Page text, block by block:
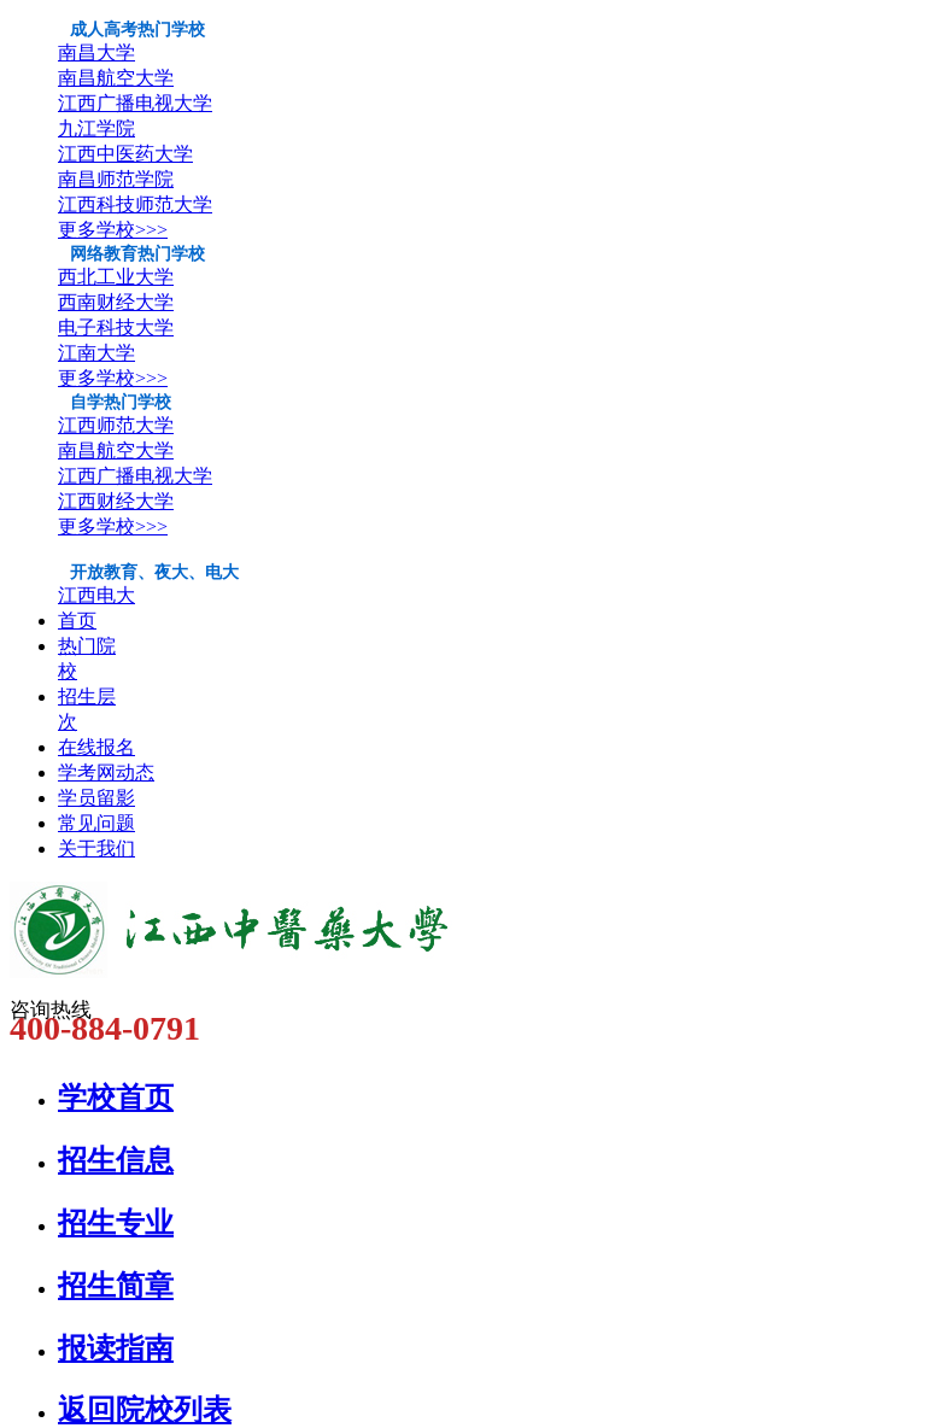
成人高考热门学校
南昌大学
南昌航空大学
江西广播电视大学
九江学院
江西中医药大学
南昌师范学院
江西科技师范大学
更多学校>>>
网络教育热门学校
西北工业大学
西南财经大学
电子科技大学
江南大学
更多学校>>>
自学热门学校
江西师范大学
南昌航空大学
江西广播电视大学
江西财经大学
更多学校>>>
开放教育、夜大、电大
江西电大
首页
热门院
校
招生层
次
在线报名
学考网动态
学员留影
常见问题
关于我们
咨询热线
400-884-0791
学校首页
招生信息
招生专业
招生简章
报读指南
返回院校列表